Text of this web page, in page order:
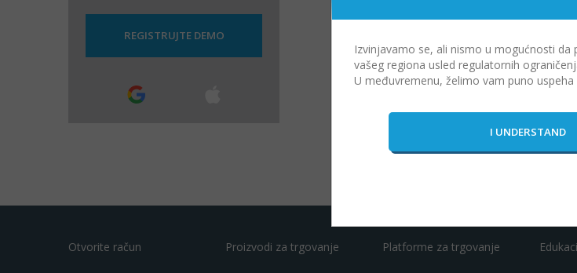
Otvorite račun Proizvodi za trgovanje Platforme za trgovanje
Izvinjavamo se, ali nismo u mogućnosti da
vašeg regiona usled regulatornih
U međuvremenu, želimo vam puno